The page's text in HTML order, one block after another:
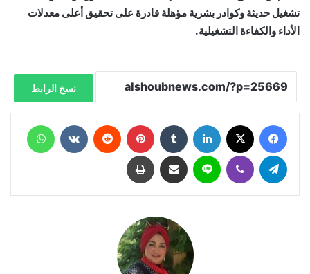
تشغيل حديثة وكوادر بشرية مؤهلة قادرة على تحقيق أعلى معدلات
الأداء والكفاءة التشغيلية.
نسخ الرابط